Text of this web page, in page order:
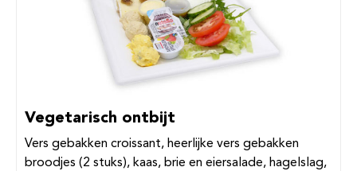
Vegetarisch ontbijt
Vers gebakken croissant, heerlijke vers gebakken
broodjes (2 stuks), kaas, brie en eiersalade, hagelslag,